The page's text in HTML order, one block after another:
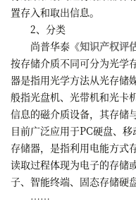
置存入和取出信息。
2、分类
尚普华泰《知识产权评
按存储介质不同可分为光学
器是指用光学方法从光存储
般指光盘机、光带机和光卡
信息的磁介质设备，其存储
目前广泛应用于PC硬盘、
存储器，是指利用电能方式
读取过程体现为电子的存储
子、智能终端、固态存储硬
……